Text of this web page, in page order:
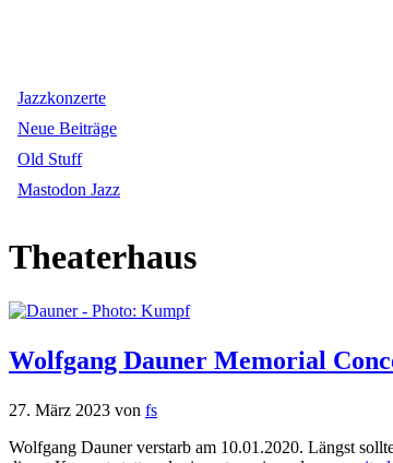
Jazzkonzerte
Neue Beiträge
Old Stuff
Mastodon Jazz
Theaterhaus
Wolfgang Dauner Memorial
27. März 2023 von fs
Wolfgang Dauner verstarb am 10.01.2020. Längst